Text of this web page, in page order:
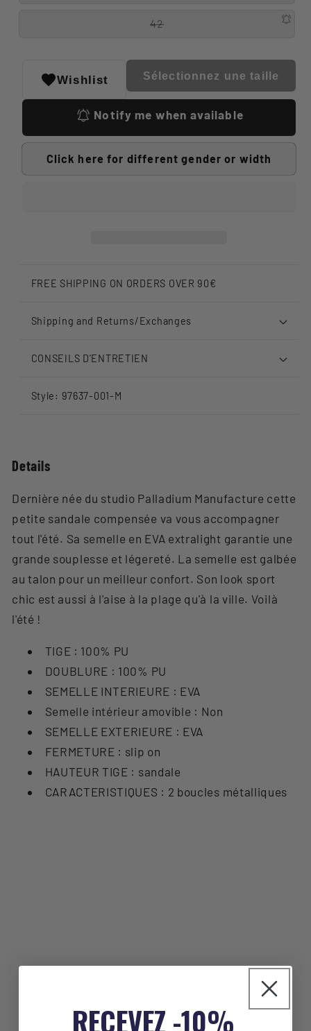
42
Wishlist Sélectionnez une taille
Notify me when available
Click here for different gender or width
FREE SHIPPING ON ORDERS OVER 90€
Shipping and Returns/Exchanges
CONSEILS D’ENTRETIEN
Style: 97637-001-M
Details
Dernière née du studio Palladium Manufacture cette
petite sandale compensée va vous accompagner
tout l'été. Sa semelle en EVA extralight garantie une
grande souplesse et légereté. La semelle est galbée
au talon pour un meilleur confort. Son look sport
chic est aussi à l'aise à la plage qu'à la ville. Voilà
l'été !
TIGE : 100% PU
DOUBLURE : 100% PU
SEMELLE INTERIEURE : EVA
Semelle intérieur amovible : Non
SEMELLE EXTERIEURE : EVA
FERMETURE : slip on
HAUTEUR TIGE : sandale
CARACTERISTIQUES : 2 boucles métalliques
RECEVEZ -10%